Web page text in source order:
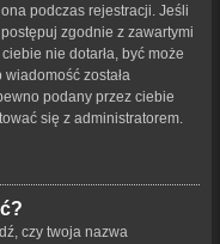
podczas rejestracji. Jeśli
zgodnie z zawartymi
nie dotarła, być może
została
podany przez ciebie
się z administratorem.
czy twoja nazwa